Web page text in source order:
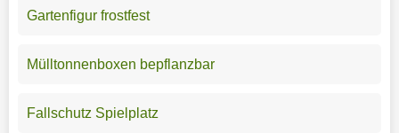
Gartenfigur frostfest
Mülltonnenboxen bepflanzbar
Fallschutz Spielplatz